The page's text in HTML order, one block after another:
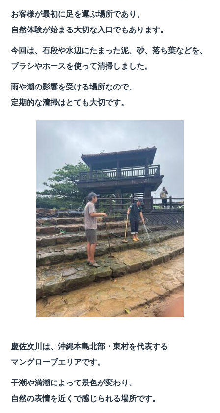
お客様が最初に足を運ぶ場所であり、
自然体験が始まる大切な入口でもあります。
今回は、石段や水辺にたまった泥、砂、落ち葉などを、
ブラシやホースを使って清掃しました。
雨や潮の影響を受ける場所なので、
定期的な清掃はとても大切です。
慶佐次川は、沖縄本島北部・東村を代表する
マングローブエリアです。
干潮や満潮によって景色が変わり、
自然の表情を近くで感じられる場所です。